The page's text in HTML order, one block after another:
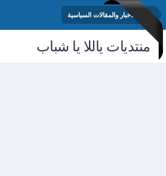
منتدى الأخبار والمقالات السياسية
منتديات ياللا يا شباب